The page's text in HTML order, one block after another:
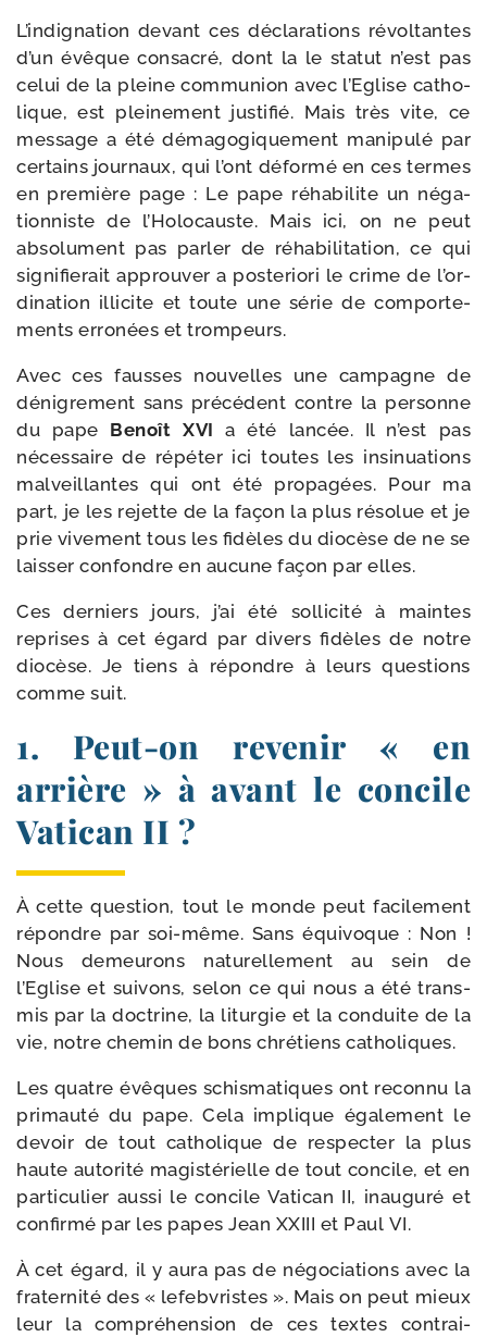
L’indignation devant ces décla­ra­tions révol­tantes
d’un évêque consa­cré, dont la le sta­tut n’est pas
celui de la pleine com­mu­nion avec l’Eglise catho­
lique, est plei­ne­ment jus­ti­fié. Mais très vite, ce
mes­sage a été déma­go­gi­que­ment mani­pu­lé par
cer­tains jour­naux, qui l’ont défor­mé en ces termes
en pre­mière page : Le pape réha­bi­lite un néga­
tion­niste de l’Holocauste. Mais ici, on ne peut
abso­lu­ment pas par­ler de réha­bi­li­ta­tion, ce qui
signi­fie­rait approu­ver a pos­te­rio­ri le crime de l’or­
di­na­tion illi­cite et toute une série de com­por­te­
ments erro­nées et trompeurs.
Avec ces fausses nou­velles une cam­pagne de
déni­gre­ment sans pré­cé­dent contre la per­sonne
du pape Benoît XVIa été lan­cée. Il n’est pas
néces­saire de répé­ter ici toutes les insi­nua­tions
mal­veillantes qui ont été pro­pa­gées. Pour ma
part, je les rejette de la façon la plus réso­lue et je
prie vive­ment tous les fidèles du dio­cèse de ne se
lais­ser confondre en aucune façon par elles.
Ces der­niers jours, j’ai été sol­li­ci­té à maintes
reprises à cet égard par divers fidèles de notre
dio­cèse. Je tiens à répondre à leurs ques­tions
comme suit.
1. Peut-​on revenir « en
arrière » à avant le concile
Vatican II ?
À cette ques­tion, tout le monde peut faci­le­ment
répondre par soi-​même. Sans équi­voque : Non !
Nous demeu­rons natu­rel­le­ment au sein de
l’Eglise et sui­vons, selon ce qui nous a été trans­
mis par la doc­trine, la litur­gie et la conduite de la
vie, notre che­min de bons chré­tiens catholiques.
Les quatre évêques schis­ma­tiques ont recon­nu la
pri­mau­té du pape. Cela implique éga­le­ment le
devoir de tout catho­lique de res­pec­ter la plus
haute auto­ri­té magis­té­rielle de tout concile, et en
par­ti­cu­lier aus­si le concile Vatican II, inau­gu­ré et
confir­mé par les papes Jean XXIII et Paul VI.
À cet égard, il y aura pas de négo­cia­tions avec la
fra­ter­ni­té des « lefeb­vristes ». Mais on peut mieux
leur la com­pré­hen­sion de ces textes contrai­